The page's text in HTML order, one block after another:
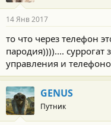
14 Янв 2017
то что через телефон
пародия))))....
управления и
GENUS
Путник